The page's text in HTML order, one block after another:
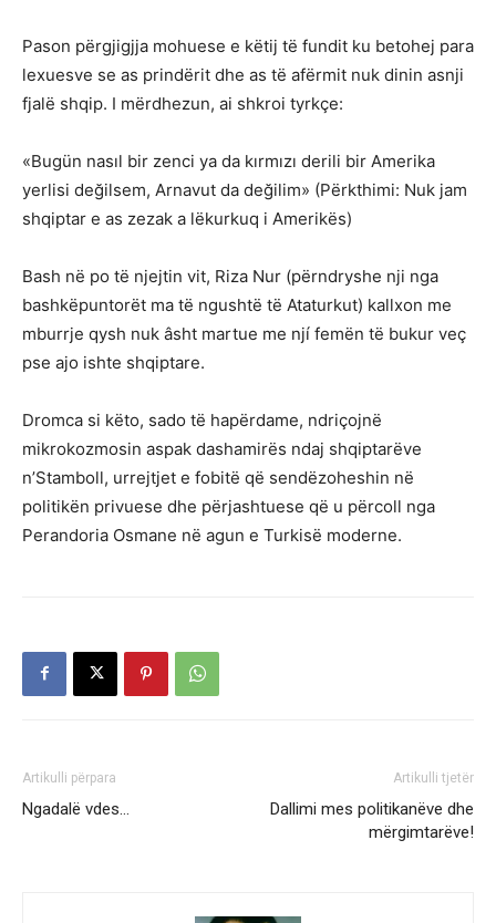
Pason përgjigjja mohuese e këtij të fundit ku betohej para
lexuesve se as prindërit dhe as të afërmit nuk dinin asnji
fjalë shqip. I mërdhezun, ai shkroi tyrkçe:
«Bugün nasıl bir zenci ya da kırmızı derili bir Amerika
yerlisi değilsem, Arnavut da değilim» (Përkthimi: Nuk jam
shqiptar e as zezak a lëkurkuq i Amerikës)
Bash në po të njejtin vit, Riza Nur (përndryshe nji nga
bashkëpuntorët ma të ngushtë të Ataturkut) kallxon me
mburrje qysh nuk âsht martue me njí femën të bukur veç
pse ajo ishte shqiptare.
Dromca si këto, sado të hapërdame, ndriçojnë
mikrokozmosin aspak dashamirës ndaj shqiptarëve
n’Stamboll, urrejtjet e fobitë që sendëzoheshin në
politikën privuese dhe përjashtuese që u përcoll nga
Perandoria Osmane në agun e Turkisë moderne.
Artikulli përpara
Ngadalë vdes…
Artikulli tjetër
Dallimi mes politikanëve dhe
mërgimtarëve!